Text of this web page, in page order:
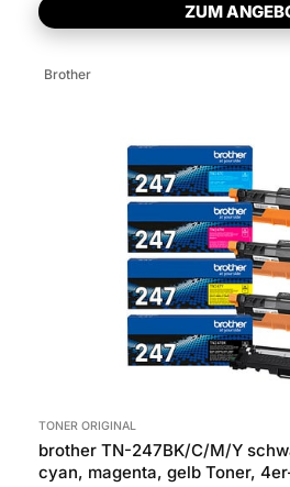
ZUM
Brother
TONER ORIGINAL
brother TN-247BK/C/M/Y schwarz,
cyan, magenta, gelb Toner,